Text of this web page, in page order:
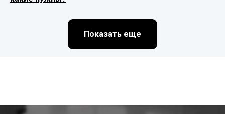
Показать еще